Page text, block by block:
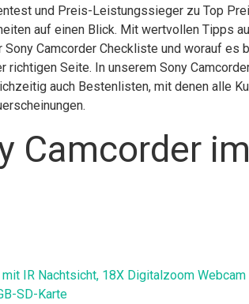
und Preis-Leistungssieger zu Top
auf einen Blick. Mit wertvollen Tipps
Sony Camcorder Checkliste und worauf es
Seite. In unserem Sony
auch Bestenlisten, mit denen alle
Camcorder
IR Nachtsicht, 18X Digitalzoom
SD-Karte